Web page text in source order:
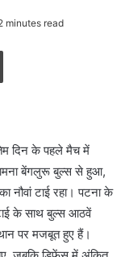
minutes read
Print
दिन के पहले मैच में
बेंगलुरू बुल्स से हुआ,
टाई रहा। पटना के
के साथ बुल्स आठवें
पर मजबूत हुए हैं।